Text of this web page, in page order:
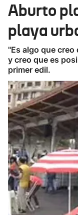
Aburto
playa
"Es algo que creo
y creo que es
primer edil.